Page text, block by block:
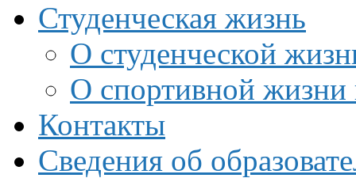
Студенческая жизнь
О студенческой
О спортивной жизни
Контакты
Сведения об